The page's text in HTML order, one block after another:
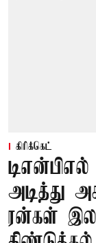
கிரிக்கெட்
அடித்து
ரன்கள்